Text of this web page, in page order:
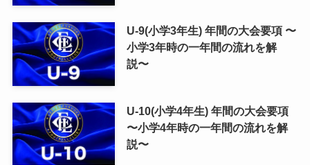
U-9(小学3年生) 年間の大会要項 〜
小学3年時の一年間の流れを解
説〜
U-10(小学4年生) 年間の大会要項
〜小学4年時の一年間の流れを解
説〜